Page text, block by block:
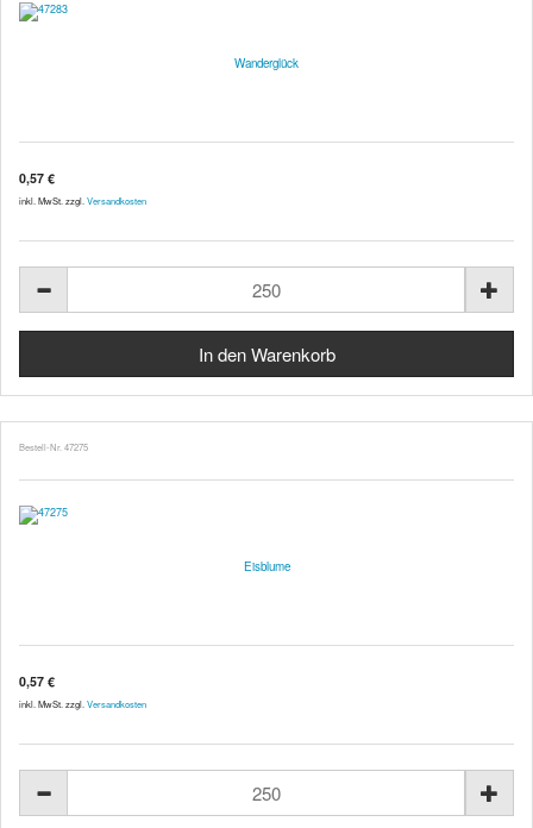
Wanderglück
0,57 €
inkl. MwSt. zzgl. Versandkosten
Bestell-Nr. 47275
Eisblume
0,57 €
inkl. MwSt. zzgl. Versandkosten